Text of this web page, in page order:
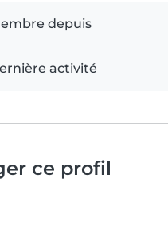
depuis
activité
ce profil